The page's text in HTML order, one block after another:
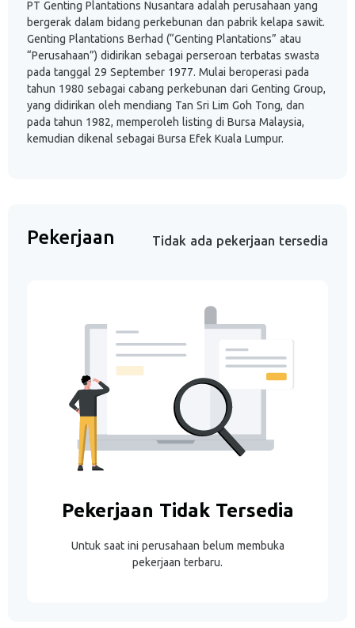
PT Genting Plantations Nusantara adalah perusahaan yang
bergerak dalam bidang perkebunan dan pabrik kelapa sawit.
Genting Plantations Berhad (“Genting Plantations” atau
“Perusahaan”) didirikan sebagai perseroan terbatas swasta
pada tanggal 29 September 1977. Mulai beroperasi pada
tahun 1980 sebagai cabang perkebunan dari Genting Group,
yang didirikan oleh mendiang Tan Sri Lim Goh Tong, dan
pada tahun 1982, memperoleh listing di Bursa Malaysia,
kemudian dikenal sebagai Bursa Efek Kuala Lumpur.
Pekerjaan Tidak ada pekerjaan tersedia
Pekerjaan Tidak Tersedia
Untuk saat ini perusahaan belum membuka
pekerjaan terbaru.